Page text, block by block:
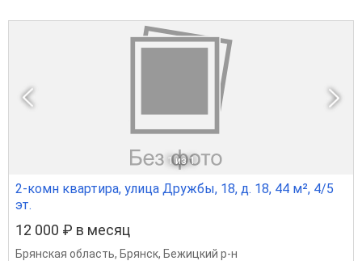
1 из 1
2-комн квартира, улица Дружбы, 18, д. 18, 44 м², 4/5
эт.
12 000 ₽ в месяц
Брянская область, Брянск, Бежицкий р-н